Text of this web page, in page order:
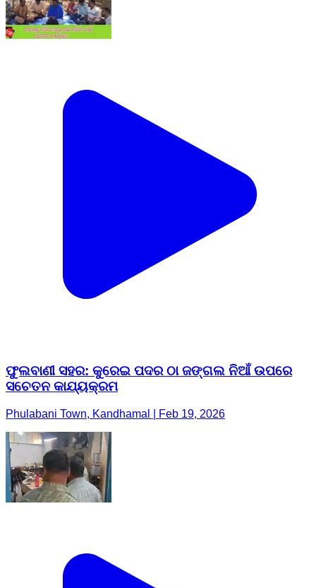
ଫୁଲବାଣୀ ସହର: କୁରେଇ ପଦର ଠା ଜଙ୍ଗଲ ନିଆଁ ଉପରେ
ସଚେତନ କାଯ୍ୟକ୍ରମ
Phulabani Town, Kandhamal | Feb 19, 2026